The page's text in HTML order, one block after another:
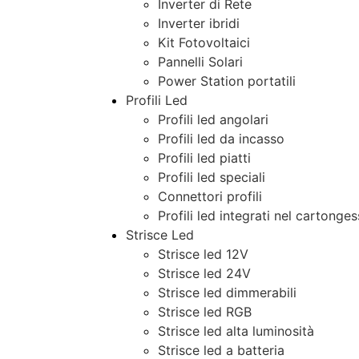
Inverter di Rete
Inverter ibridi
Kit Fotovoltaici
Pannelli Solari
Power Station portatili
Profili Led
Profili led angolari
Profili led da incasso
Profili led piatti
Profili led speciali
Connettori profili
Profili led integrati nel
Strisce Led
Strisce led 12V
Strisce led 24V
Strisce led dimmerabili
Strisce led RGB
Strisce led alta luminosità
Strisce led a batteria